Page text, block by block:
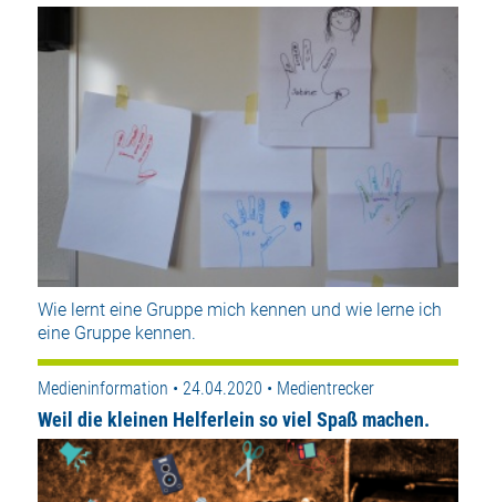
Wie lernt eine Gruppe mich kennen und wie lerne ich
eine Gruppe kennen.
Medieninformation • 24.04.2020 • Medientrecker
Weil die kleinen Helferlein so viel Spaß machen.